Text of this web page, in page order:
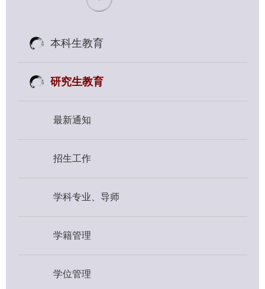
本科生教育
研究生教育
最新通知
招生工作
学科专业、导师
学籍管理
学位管理